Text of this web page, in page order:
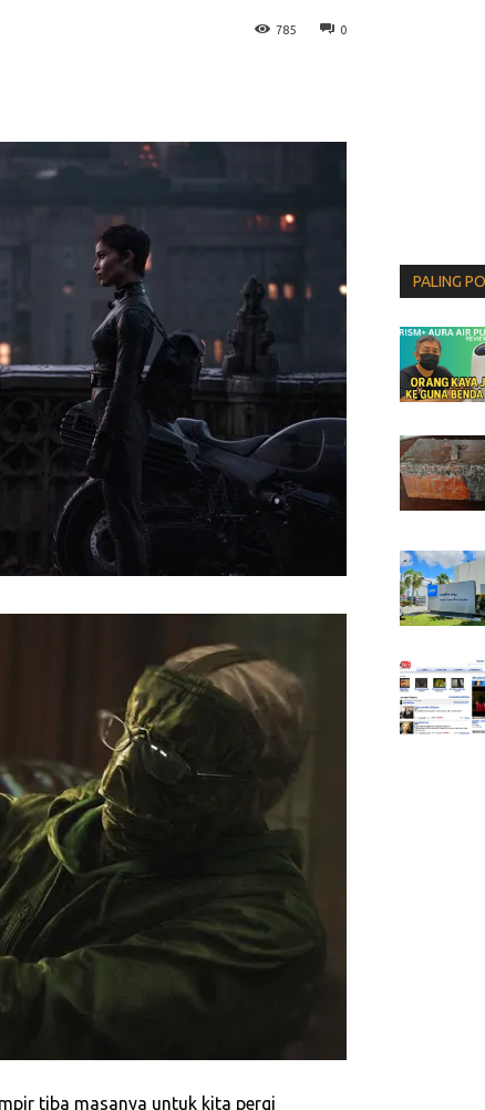
0
785
tiba masanya untuk kita pergi
PALING